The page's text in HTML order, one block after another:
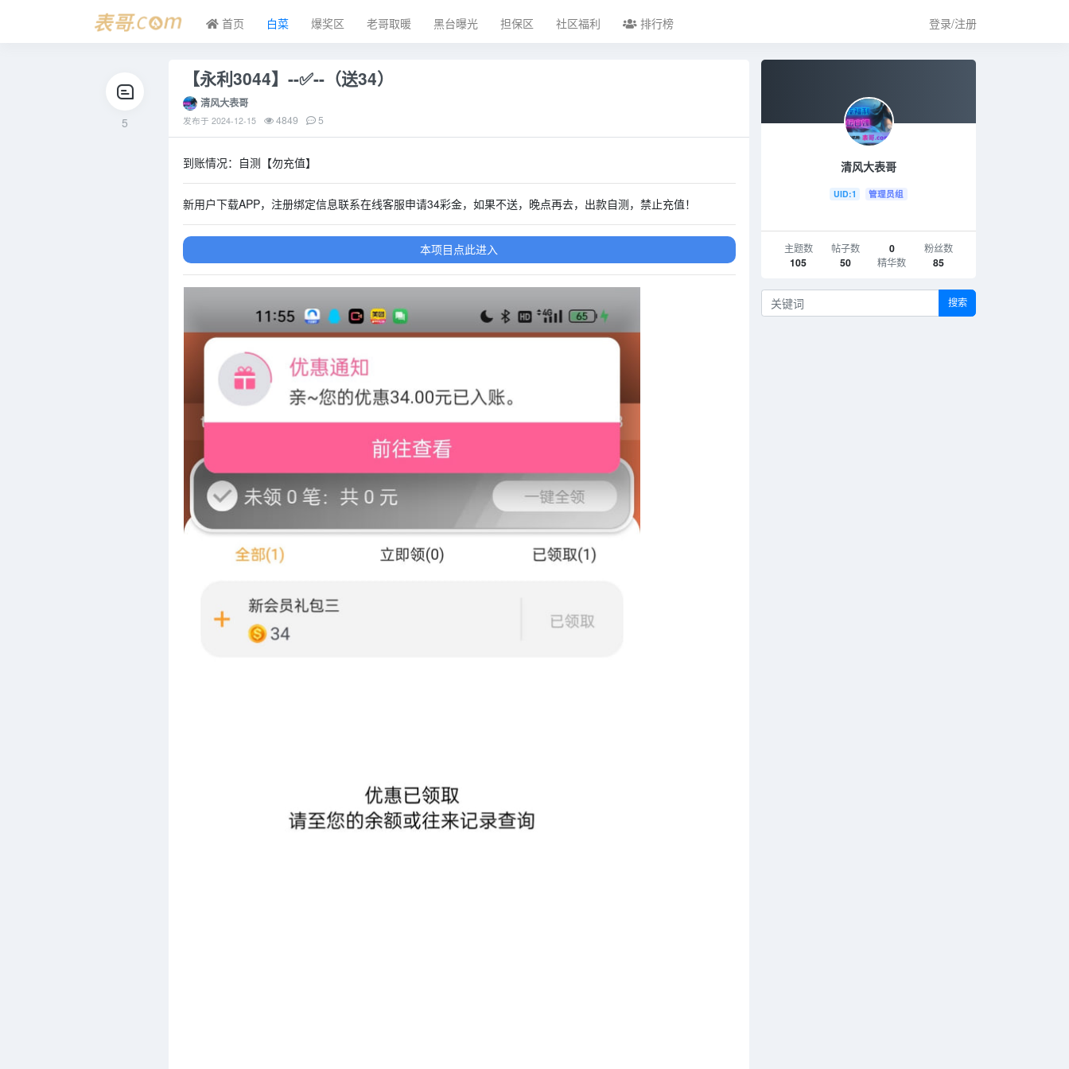
首页 白菜 爆奖区 老哥取暖 黑台曝光 担保区 社区福利 排行榜 登录/注册
5
【永利3044】--✅--（送34）
清风大表哥
发布于 2024-12-15 4849 5
到账情况：自测【勿充值】
新用户下载APP，注册绑定信息联系在线客服申请34彩金，如果不送，晚点再去，出款自测，禁止充值！
本项目点此进入
清风大表哥
UID:1 管理员组
主题数
105
帖子数
50
0
精华数
粉丝数
85
搜索